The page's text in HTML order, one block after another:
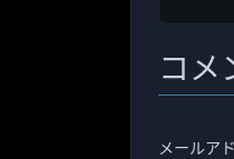
コメ
メールア